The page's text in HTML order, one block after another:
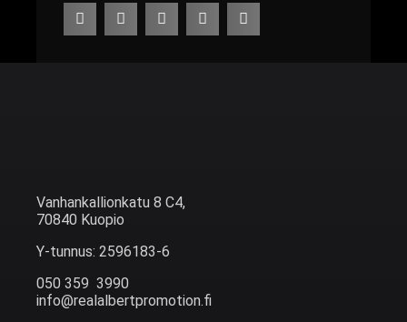
Vanhankallionkatu 8 C4,
70840 Kuopio
Y-tunnus: 2596183-6
050 359 3990
info@realalbertpromotion.fi